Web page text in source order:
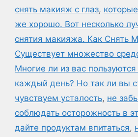
снять макияж с глаз,
же хорошо. Вот несколько
снятия макияжа. Как Снять
Существует множество
Многие ли из вас
каждый день? Но так ли вы
чувствуем усталость, не
соблюдать осторожность в
дайте продуктам впитаться,